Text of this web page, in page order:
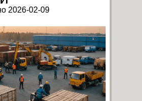
2026-02-09